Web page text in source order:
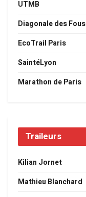
UTMB
Diagonale des Fous
EcoTrail Paris
SaintéLyon
Marathon de Paris
Traileurs
Kilian Jornet
Mathieu Blanchard